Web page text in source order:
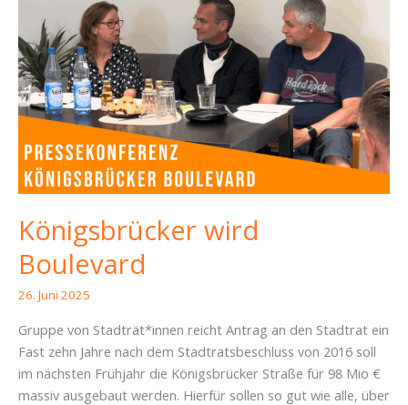
Herpertz
stellt
63
Fragen
an
die
Stadtverwaltung
Königsbrücker wird
Boulevard
26. Juni 2025
Gruppe von Stadträt*innen reicht Antrag an den Stadtrat ein
Fast zehn Jahre nach dem Stadtratsbeschluss von 2016 soll
im nächsten Frühjahr die Königsbrücker Straße für 98 Mio €
massiv ausgebaut werden. Hierfür sollen so gut wie alle, über